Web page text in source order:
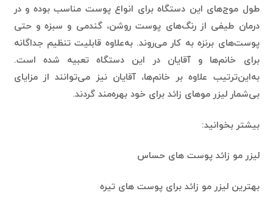
طول موج‌های این دستگاه برای انواع پوست مناسب بوده و در
درمان طیفی از رنگ‌های پوست روشن، گندمی و سبزه و حتی
پوست‌های برنزه به کار می‌روند. به‌علاوه قابلیت تنظیم جداگانه
برای خانم‌ها و آقایان در این دستگاه تعبیه شده است.
به‌این‌ترتیب علاوه بر خانم‌ها، آقایان نیز می‌توانند از مزایای
بی‌شمار لیزر موهای زائد برای خود بهره‌مند گردند.
بیشتر بخوانید:
لیزر مو زائد پوست های حساس
بهترین لیزر مو زائد برای پوست های تیره